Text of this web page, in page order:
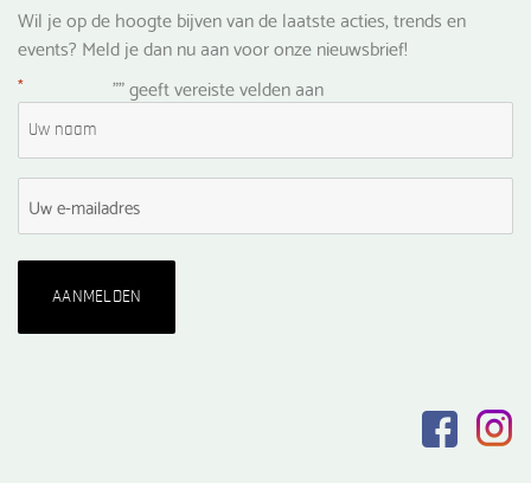
Wil je op de hoogte bijven van de laatste acties, trends en
events? Meld je dan nu aan voor onze nieuwsbrief!
"
* " geeft vereiste velden aan